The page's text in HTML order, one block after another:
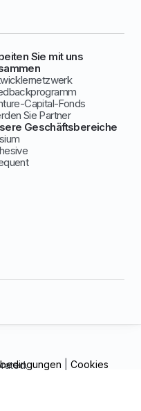
Sie mit uns
Capital-Fonds
Sie Partner
Geschäftsbereiche
Cookies